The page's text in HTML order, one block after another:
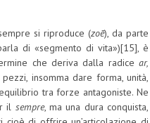
si riproduce (zoē), da parte
di «segmento di vita»)[15], è
che deriva dalla radice ar,
insomma dare forma, unità,
tra forze antagoniste. Ne
il sempre, ma una dura conquista,